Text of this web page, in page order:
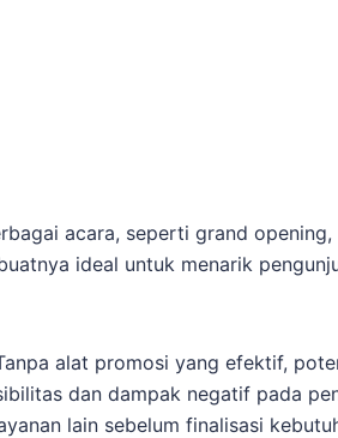
acara, seperti grand opening,
ideal untuk menarik
alat promosi yang efektif,
dan dampak negatif pada
lain sebelum finalisasi